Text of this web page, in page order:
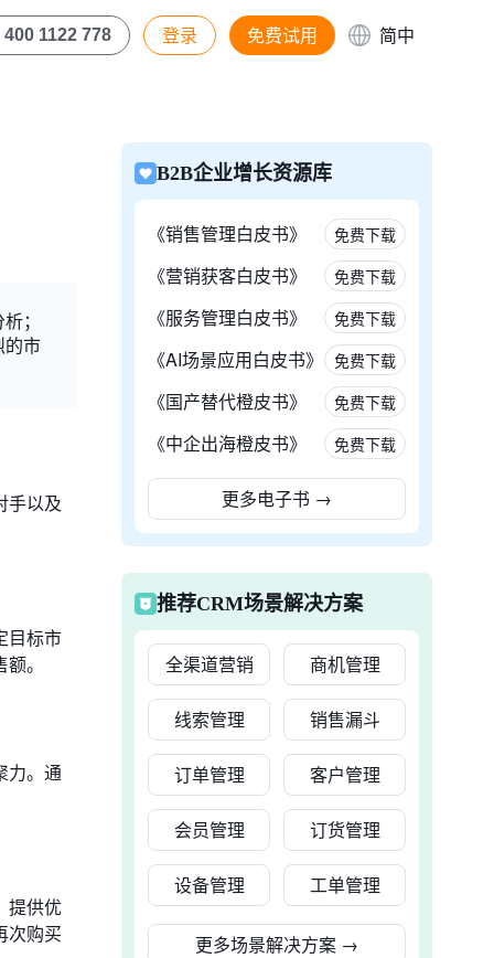
400 1122 778 登录 免费试用 简中
；
的市
手以及
目标市
。
力。通
提供优
次购买
B2B企业增长资源库
《销售管理白皮书》 免费下载
《营销获客白皮书》 免费下载
《服务管理白皮书》 免费下载
《AI场景应用白皮书》 免费下载
《国产替代橙皮书》 免费下载
《中企出海橙皮书》 免费下载
更多电子书 →
推荐CRM场景解决方案
全渠道营销 商机管理
线索管理 销售漏斗
订单管理 客户管理
会员管理 订货管理
设备管理 工单管理
更多场景解决方案 →